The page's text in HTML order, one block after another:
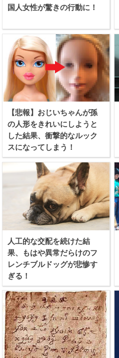
国人女性が驚きの行動に！
【悲報】おじいちゃんが孫
の人形をきれいにしようと
した結果、衝撃的なルック
スになってしまう！
人工的な交配を続けた結
果、もはや異常だらけのフ
レンチブルドッグが悲惨す
ぎる！